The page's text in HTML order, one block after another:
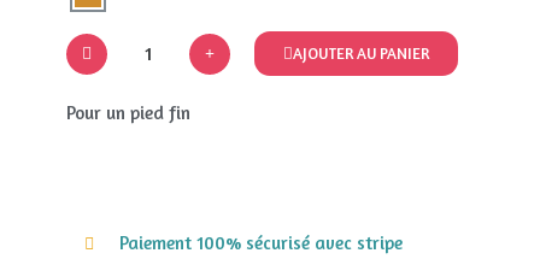
AJOUTER AU PANIER
Pour un pied fin
Paiement 100% sécurisé avec stripe